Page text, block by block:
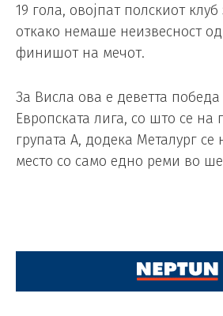
19 гола, овојпат полскиот клуб
откако немаше неизвесност од
финишот на мечот.
За Висла ова е деветта
Европската лига, со што се на
групата А, додека Металург се
место со само едно реми во